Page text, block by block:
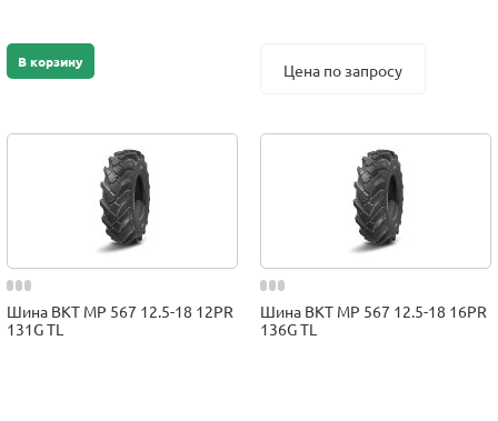
В корзину Цена по запросу
Шина BKT MP 567 12.5-18 12PR
131G TL
Шина BKT MP 567 12.5-18 16PR
136G TL